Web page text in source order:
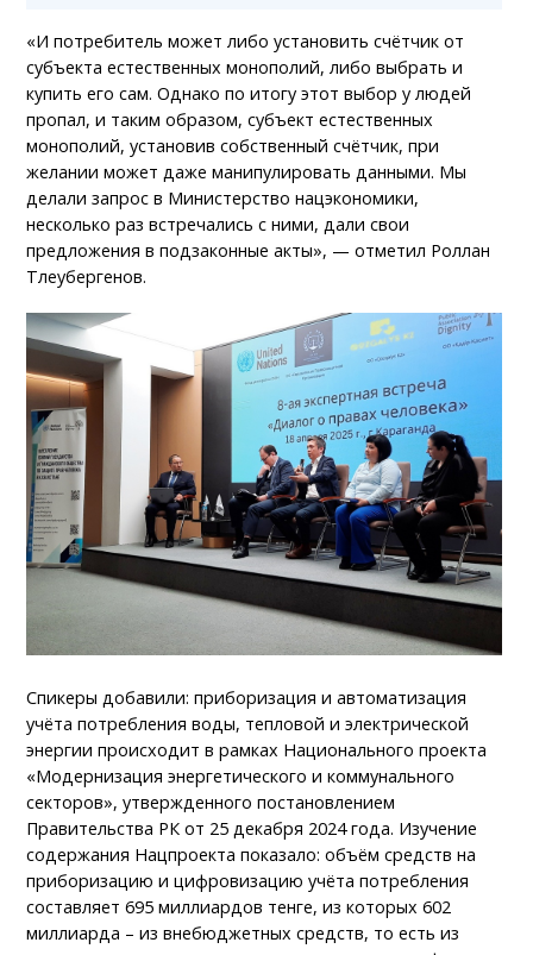
«И потребитель может либо установить счётчик от
субъекта естественных монополий, либо выбрать и
купить его сам. Однако по итогу этот выбор у людей
пропал, и таким образом, субъект естественных
монополий, установив собственный счётчик, при
желании может даже манипулировать данными. Мы
делали запрос в Министерство нацэкономики,
несколько раз встречались с ними, дали свои
предложения в подзаконные акты», — отметил Роллан
Тлеубергенов.
Спикеры добавили: приборизация и автоматизация
учёта потребления воды, тепловой и электрической
энергии происходит в рамках Национального проекта
«Модернизация энергетического и коммунального
секторов», утвержденного постановлением
Правительства РК от 25 декабря 2024 года. Изучение
содержания Нацпроекта показало: объём средств на
приборизацию и цифровизацию учёта потребления
составляет 695 миллиардов тенге, из которых 602
миллиарда – из внебюджетных средств, то есть из